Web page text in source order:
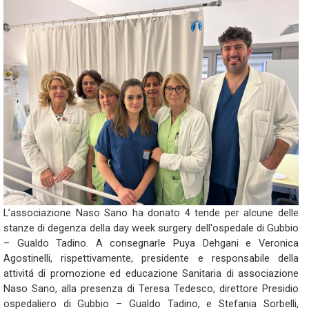
L’associazione Naso Sano ha donato 4 tende per alcune delle
stanze di degenza della day week surgery dell'ospedale di Gubbio
– Gualdo Tadino. A consegnarle Puya Dehgani e Veronica
Agostinelli, rispettivamente, presidente e responsabile della
attivitá di promozione ed educazione Sanitaria di associazione
Naso Sano, alla presenza di Teresa Tedesco, direttore Presidio
ospedaliero di Gubbio – Gualdo Tadino, e Stefania Sorbelli,